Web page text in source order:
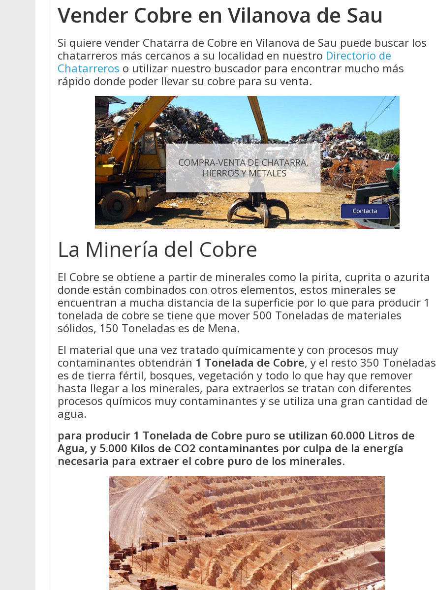
Vender Cobre en Vilanova de Sau
Si quiere vender Chatarra de Cobre en Vilanova de Sau puede buscar los
chatarreros más cercanos a su localidad en nuestro Directorio de
Chatarreros o utilizar nuestro buscador para encontrar mucho más
rápido donde poder llevar su cobre para su venta.
La Minería del Cobre
El Cobre se obtiene a partir de minerales como la pirita, cuprita o azurita
donde están combinados con otros elementos, estos minerales se
encuentran a mucha distancia de la superficie por lo que para producir 1
tonelada de cobre se tiene que mover 500 Toneladas de materiales
sólidos, 150 Toneladas es de Mena.
El material que una vez tratado químicamente y con procesos muy
contaminantes obtendrán 1 Tonelada de Cobre, y el resto 350 Toneladas
es de tierra fértil, bosques, vegetación y todo lo que hay que remover
hasta llegar a los minerales, para extraerlos se tratan con diferentes
procesos químicos muy contaminantes y se utiliza una gran cantidad de
agua.
para producir 1 Tonelada de Cobre puro se utilizan 60.000 Litros de
Agua, y 5.000 Kilos de CO2 contaminantes por culpa de la energía
necesaria para extraer el cobre puro de los minerales.